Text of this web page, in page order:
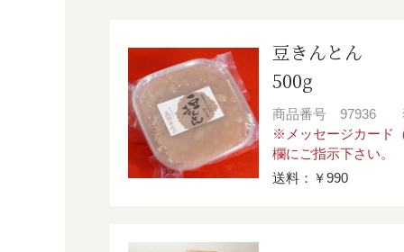
豆きんとん
500g
商品番号 97936
※メッセージカード
欄にご指示下さい。
送料：￥990